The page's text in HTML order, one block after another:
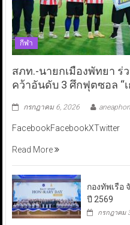
กีฬา
สภท.-นายกเมืองพัทยา ร่
คว้าอันดับ 3 ศึกฟุตซอล “
กรกฎาคม 6, 2026
FacebookFacebookXTwitter
Read More
กองทัพเรือ
ปี 2569
กรกฎาคม